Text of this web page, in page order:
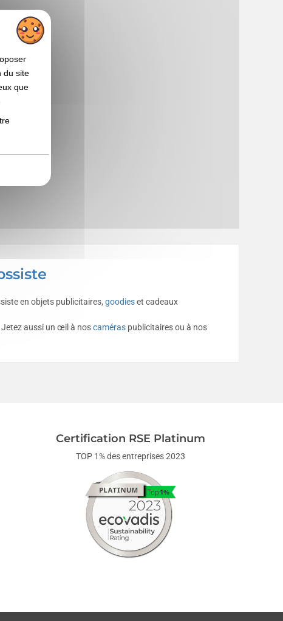
en objets publicitaires, goodieset cadeaux
aussi un œil à noscaméras publicitaires ou à nos
Certification RSE Platinum
TOP 1% des entreprises 2023
du site
que